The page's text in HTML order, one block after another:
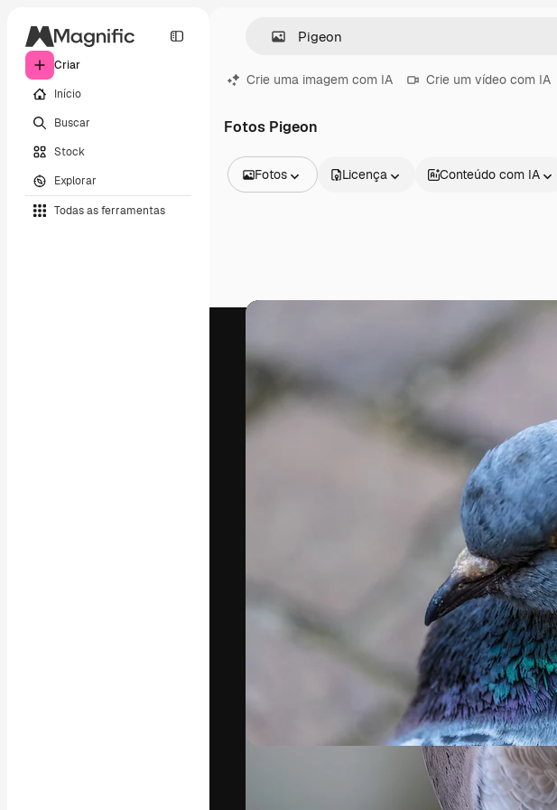
Criar
Início
Buscar
Stock
Explorar
Todas as ferramentas
Crie uma imagem com IA Crie um vídeo com IA
Fotos Pigeon
Fotos
Vídeos
Modelos de vídeos
Ícones
Fontes
Licença Conteúdo com IA
A plataforma criativa para você direcionar
seu melhor trabalho. Mais de 1 milhão de
assinantes entre criativos, empresas,
2026Freepik Company S.L.U.